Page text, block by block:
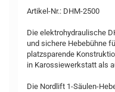
Artikel-Nr.: DHM-2500
Die elektrohydraulische
und sichere Hebebühne
platzsparende
in Karossiewerkstatt als
Die Nordlift 1-Säulen-